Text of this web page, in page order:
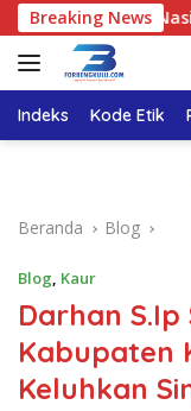
Langsung
ke
konten
Breaking News
Nasi Kotak
Indeks Kode Etik
Beranda Blog
Blog, Kaur
Darhan
Kabupaten
Keluhkan